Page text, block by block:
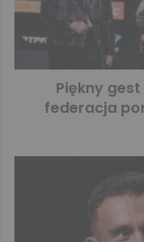
Piękny
federacja